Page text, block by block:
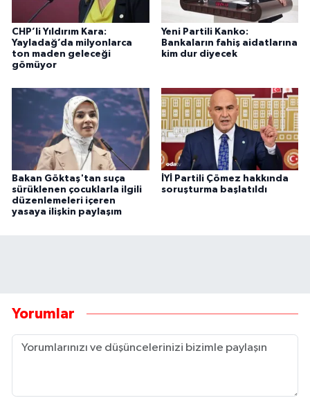
CHP’li Yıldırım Kara:
Yayladağ’da milyonlarca
ton maden geleceği
gömüyor
Yeni Partili Kanko:
Bankaların fahiş aidatlarına
kim dur diyecek
Bakan Göktaş'tan suça
sürüklenen çocuklarla ilgili
düzenlemeleri içeren
yasaya ilişkin paylaşım
İYİ Partili Çömez hakkında
soruşturma başlatıldı
Yorumlar